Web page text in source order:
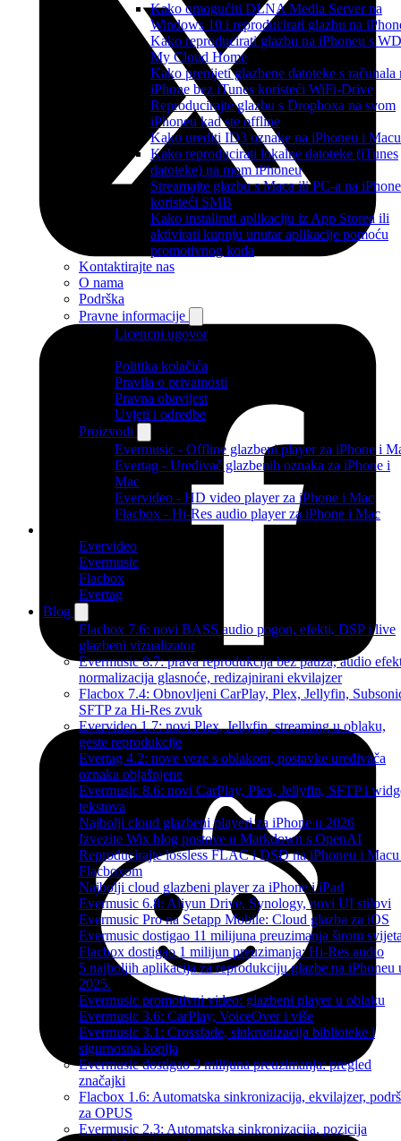
Kako omogućiti DLNA Media Server na
Windows 10 i reproducirati glazbu na
Kako reproducirati glazbu na iPhoneu s WD
My Cloud Home
Kako prenijeti glazbene datoteke s računala
iPhone bez iTunes koristeći WiFi-Drive
Reproducirajte glazbu s Dropboxa na svom
iPhoneu kad ste offline
Kako urediti ID3 oznake na iPhoneu i Macu
Kako reproducirati lokalne datoteke (iTunes
datoteke) na mom iPhoneu
Streamajte glazbu s Maca ili PC-a na iPhone
koristeći SMB
Kako instalirati aplikaciju iz App Storea ili
aktivirati kupnju unutar aplikacije pomoću
promotivnog koda
Kontaktirajte nas
O nama
Podrška
Pravne informacije
Licencni ugovor
Politika kolačića
Pravila o privatnosti
Pravna obavijest
Uvjeti i odredbe
Proizvodi
Evermusic - Offline glazbeni player za iPhone i
Evertag - Uređivač glazbenih oznaka za iPhone i
Mac
Evervideo - HD video player za iPhone i Mac
Flacbox - Hi-Res audio player za iPhone i Mac
Evervideo
Evermusic
Flacbox
Evertag
Blog
Flacbox 7.6: novi BASS audio pogon, efekti, DSP i live
glazbeni vizualizator
Evermusic 8.7: prava reprodukcija bez pauza, audio
normalizacija glasnoće, redizajnirani ekvilajzer
Flacbox 7.4: Obnovljeni CarPlay, Plex, Jellyfin,
SFTP za Hi-Res zvuk
Evervideo 1.7: novi Plex, Jellyfin, streaming u oblaku,
geste reprodukcije
Evertag 4.2: nove veze s oblakom, postavke uređivača
oznaka objašnjene
Evermusic 8.6: novi CarPlay, Plex, Jellyfin, SFTP i
tekstova
Najbolji cloud glazbeni playeri za iPhone u 2026
Izvezite Wix blog postove u Markdown s OpenAI
Reproducirajte lossless FLAC i DSD na iPhoneu i Macu
Flacboxom
Najbolji cloud glazbeni player za iPhone i iPad
Evermusic 6.8: Aliyun Drive, Synology, novi UI stilovi
Evermusic Pro na Setapp Mobile: Cloud glazba za iOS
Evermusic dostigao 11 milijuna preuzimanja širom
Flacbox dostigao 1 milijun preuzimanja: Hi-Res audio
5 najboljih aplikacija za reprodukciju glazbe na iPhoneu
2025.
Evermusic promotivni video: glazbeni player u oblaku
Evermusic 3.6: CarPlay, VoiceOver i više
Evermusic 3.1: Crossfade, sinkronizacija biblioteke i
sigurnosna kopija
Evermusic dostigao 3 milijuna preuzimanja: pregled
značajki
Flacbox 1.6: Automatska sinkronizacija, ekvilajzer,
za OPUS
Evermusic 2.3: Automatska sinkronizacija, pozicija